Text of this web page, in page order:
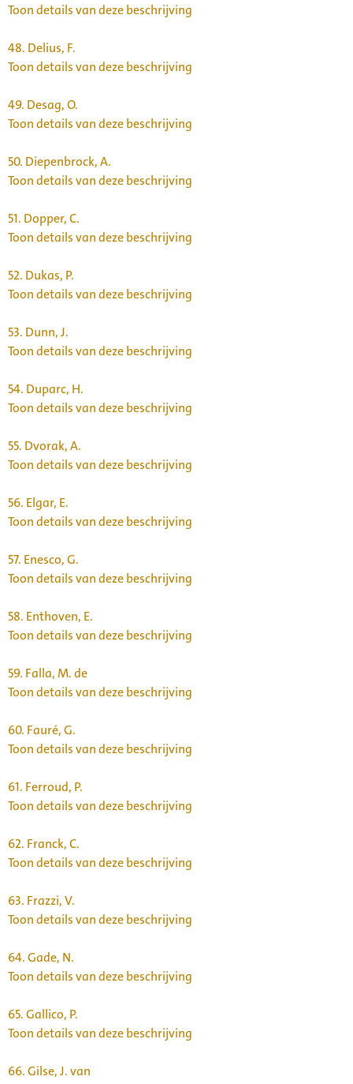
Toon details van deze beschrijving
48. Delius, F.
Toon details van deze beschrijving
49. Desag, O.
Toon details van deze beschrijving
50. Diepenbrock, A.
Toon details van deze beschrijving
51. Dopper, C.
Toon details van deze beschrijving
52. Dukas, P.
Toon details van deze beschrijving
53. Dunn, J.
Toon details van deze beschrijving
54. Duparc, H.
Toon details van deze beschrijving
55. Dvorak, A.
Toon details van deze beschrijving
56. Elgar, E.
Toon details van deze beschrijving
57. Enesco, G.
Toon details van deze beschrijving
58. Enthoven, E.
Toon details van deze beschrijving
59. Falla, M. de
Toon details van deze beschrijving
60. Fauré, G.
Toon details van deze beschrijving
61. Ferroud, P.
Toon details van deze beschrijving
62. Franck, C.
Toon details van deze beschrijving
63. Frazzi, V.
Toon details van deze beschrijving
64.Gade, N.
Toon details van deze beschrijving
65.Gallico, P.
Toon details van deze beschrijving
66.Gilse, J. van